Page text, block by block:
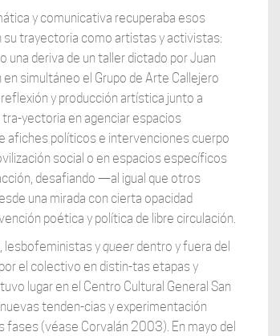
y comunicativa recuperaba esos
trayectoria como artistas y activistas:
deriva de un taller dictado por Juan
simultáneo el Grupo de Arte Callejero
y producción artística junto a
tra-yectoria en agenciar espacios
afiches políticos e intervenciones cuerpo
social o en espacios específicos
desafiando —al igual que otros
una mirada con cierta opacidad
poética y política de libre circulación.
lesbofeministas yqueerdentro y fuera del
el colectivo en distin-tas etapas y
lugar en el Centro Cultural General San
tenden-cias y experimentación
fases (véase Corvalán 2003). En mayo del